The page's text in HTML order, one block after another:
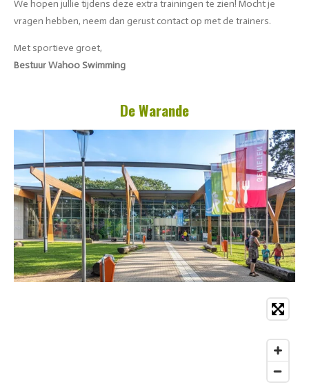
We hopen jullie tijdens deze extra trainingen te zien! Mocht je
vragen hebben, neem dan gerust contact op met de trainers.
Met sportieve groet,
Bestuur Wahoo Swimming
De Warande